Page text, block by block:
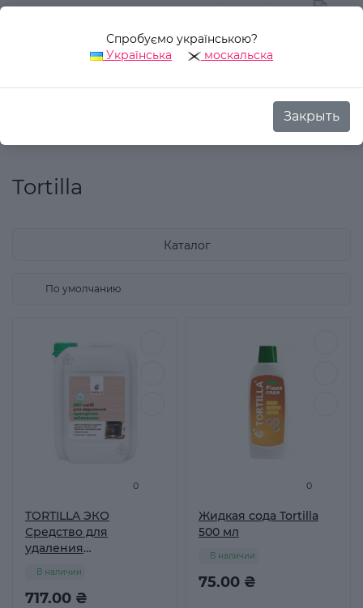
Спробуємо українською?
Українська
москальска
Закрыть
Tortilla
Каталог
0
TORTILLA ЭКО
Средство для
удаления
717.00 ₴
В наличии
0
Жидкая сода Tortilla
500 мл
75.00 ₴
В наличии